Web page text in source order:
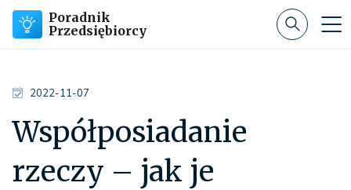
Poradnik
Przedsiębiorcy
2022-11-07
Współposiadanie
rzeczy – jak je